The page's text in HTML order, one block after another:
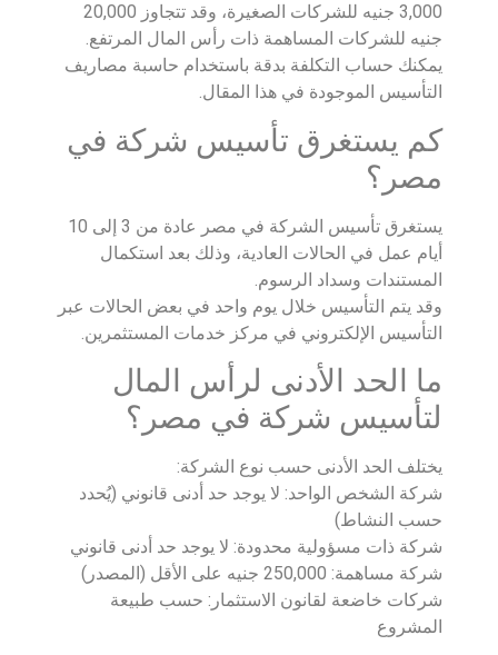
3,000 جنيه للشركات الصغيرة، وقد تتجاوز 20,000
جنيه للشركات المساهمة ذات رأس المال المرتفع.
يمكنك حساب التكلفة بدقة باستخدام حاسبة مصاريف
التأسيس الموجودة في هذا المقال.
كم يستغرق تأسيس شركة في
مصر؟
يستغرق تأسيس الشركة في مصر عادة من 3 إلى 10
أيام عمل في الحالات العادية، وذلك بعد استكمال
المستندات وسداد الرسوم.
وقد يتم التأسيس خلال يوم واحد في بعض الحالات عبر
التأسيس الإلكتروني في مركز خدمات المستثمرين.
ما الحد الأدنى لرأس المال
لتأسيس شركة في مصر؟
يختلف الحد الأدنى حسب نوع الشركة:
شركة الشخص الواحد: لا يوجد حد أدنى قانوني (يُحدد
حسب النشاط)
شركة ذات مسؤولية محدودة: لا يوجد حد أدنى قانوني
شركة مساهمة: 250,000 جنيه على الأقل (المصدر)
شركات خاضعة لقانون الاستثمار: حسب طبيعة
المشروع